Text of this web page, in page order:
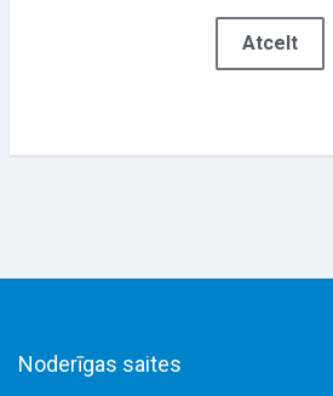
Atcelt
Noderīgas saites